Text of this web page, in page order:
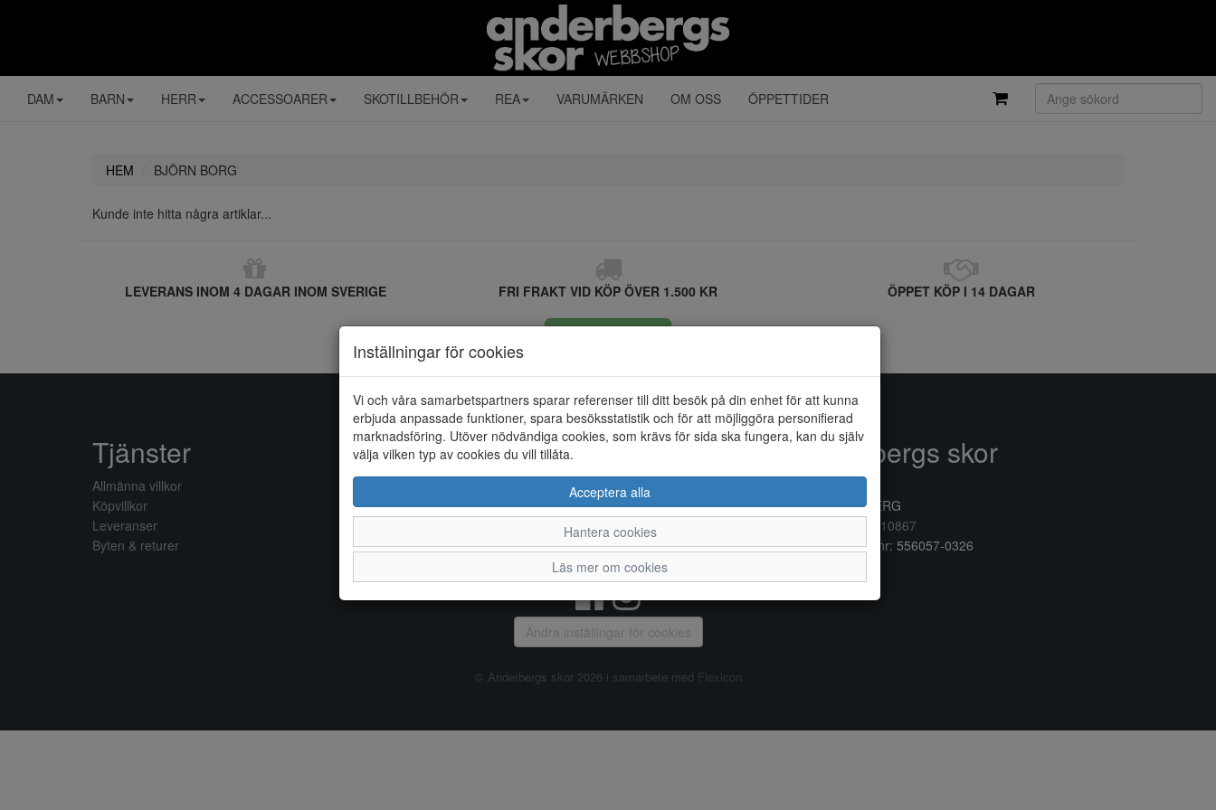
DAM BARN HERR ACCESSOARER SKOTILLBEHÖR REA VARUMÄRKEN OM OSS ÖPPETTIDER
HEM BJÖRN BORG
Kunde inte hitta några artiklar...
LEVERANS INOM 4 DAGAR INOM SVERIGE FRI FRAKT VID KÖP ÖVER 1.500 KR ÖPPET KÖP I 14 DAGAR
Inställningar för cookies
Vi och våra samarbetspartners sparar referenser till ditt besök på din enhet för att kunna
erbjuda anpassade funktioner, spara besöksstatistik och för att möjliggöra personifierad
marknadsföring. Utöver nödvändiga cookies, som krävs för sida ska fungera, kan du själv
välja vilken typ av cookies du vill tillåta.
Acceptera alla
Hantera cookies
Läs mer om cookies
Tjänster
Allmänna villkor
Köpvillkor
Leveranser
Byten & returer
Allmänt
Om oss
Öppettider
Anderbergs skor
432 41 VARBERG
0340/10867
Organisationsnr: 556057-0326
Ändra inställingar för cookies
© Anderbergs skor 2026 i samarbete med Flexicon